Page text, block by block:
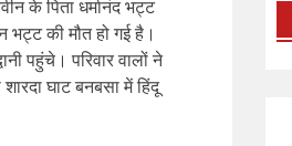
के पिता धर्मानंद भट्ट
भट्ट की मौत हो गई है।
पहुंचे। परिवार वालों ने
घाट बनबसा में हिंदू